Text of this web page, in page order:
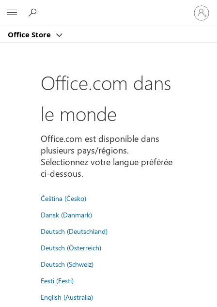
Office Store
vous
à
compte
Office.com dans
le monde
Office.com est disponible dans
plusieurs pays/régions.
Sélectionnez votre langue préférée
ci-dessous.
Čeština (Česko)
Dansk (Danmark)
Deutsch (Deutschland)
Deutsch (Österreich)
Deutsch (Schweiz)
Eesti (Eesti)
English (Australia)